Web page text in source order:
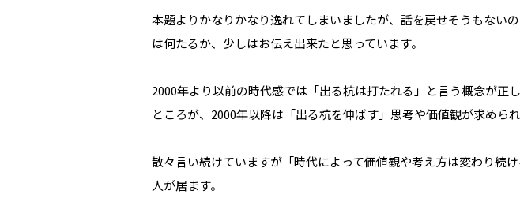
本題よりかなりかなり逸れてしまいましたが、話を戻せそうもない
は何たるか、少しはお伝え出来たと思っています。
2000年より以前の時代感では「出る杭は打たれる」と言う概念が正し
ところが、2000年以降は「出る杭を伸ばす」思考や価値観が求められ
散々言い続けていますが「時代によって価値観や考え方は変わり続
人が居ます。